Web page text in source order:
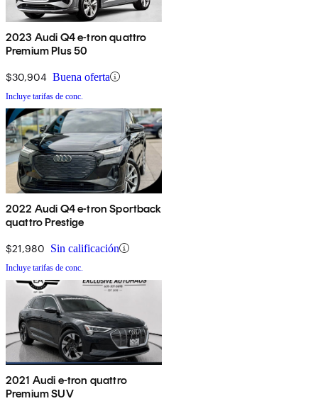
2023 Audi Q4 e-tron quattro
Premium Plus 50
$30,904 Buena oferta
Incluye tarifas de conc.
2022 Audi Q4 e-tron Sportback
quattro Prestige
$21,980 Sin calificación
Incluye tarifas de conc.
2021 Audi e-tron quattro
Premium SUV